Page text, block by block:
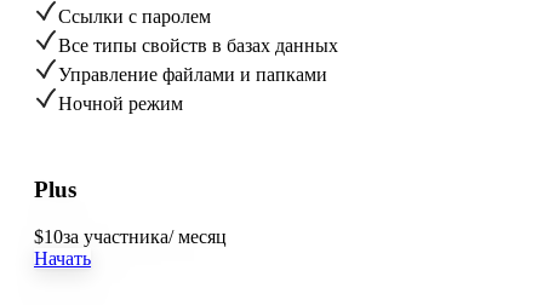
Ссылки с паролем
Все типы свойств в базах данных
Управление файлами и папками
Ночной режим
Plus
$10за участника/ месяц
Начать